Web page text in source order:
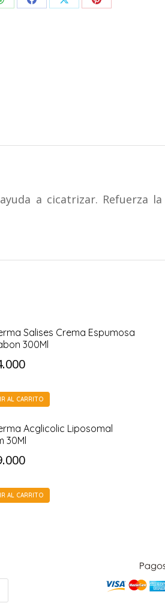
CompartirCompartirCompartir
a cicatrizar.
Salises Crema Espumosa
300Ml
AL CARRITO
Acglicolic Liposomal
30Ml
AL CARRITO